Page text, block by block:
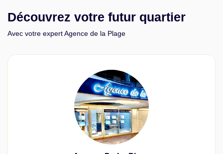
Découvrez votre futur quartier
Avec votre expert Agence de la Plage